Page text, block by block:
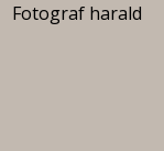
Fotograf harald